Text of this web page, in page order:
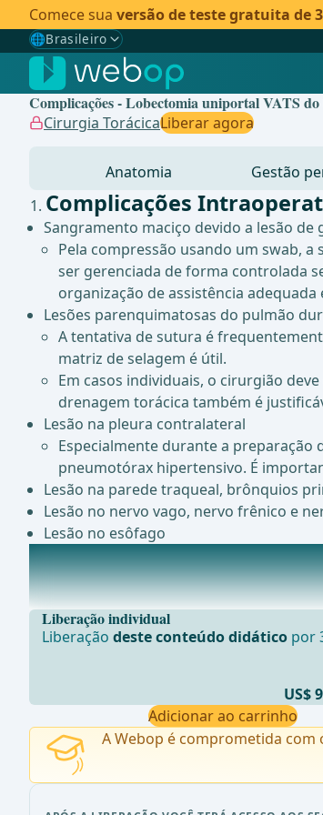
Comece sua versão de teste gratuita de
🌐Brasileiro
Gewählte Sprache: Brasileiro
🇩🇪 Alemão
🇬🇧Inglês
Brasileiro
Complicações - Lobectomia uniportal VATS
Cirurgia TorácicaLiberar agora
Anatomia Gestão
Complicações
Sangramento maciço devido a lesão
Pela compressão usando um swab,
ser gerenciada de forma controlada
organização de assistência
Lesões parenquimatosas do pulmão
A tentativa de sutura é
matriz de selagem é útil.
Em casos individuais, o cirurgião
drenagem torácica também é
Lesão na pleura contralateral
Especialmente durante a
pneumotórax hipertensivo. É
Lesão na parede traqueal, brônquios
Lesão no nervo vago, nervo frênico e
Lesão no esôfago
Complicações Pós-Operatórias
Arritmia cardíaca (10-15%)Torção de lobo
Liberação individual
Liberaçãodeste conteúdo didático por
US$
Adicionar ao carrinho
A Webop é comprometida com